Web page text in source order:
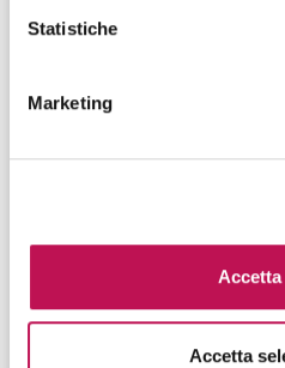
Statistiche
Marketing
Accetta
lineare e statistica
versionamento modelli,
Familiarità con ambiti
Language Processing
Problem solving
performance;